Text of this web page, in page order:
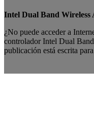
Intel Dual Band Wireless
¿No puede acceder a
controlador Intel Dual
publicación está escrita